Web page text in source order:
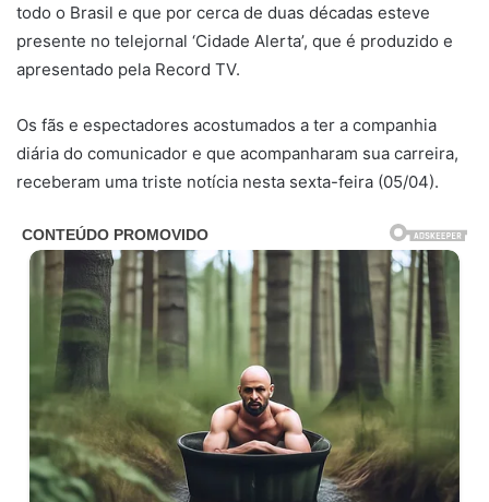
todo o Brasil e que por cerca de duas décadas esteve
presente no telejornal ‘Cidade Alerta’, que é produzido e
apresentado pela Record TV.
Os fãs e espectadores acostumados a ter a companhia
diária do comunicador e que acompanharam sua carreira,
receberam uma triste notícia nesta sexta-feira (05/04).